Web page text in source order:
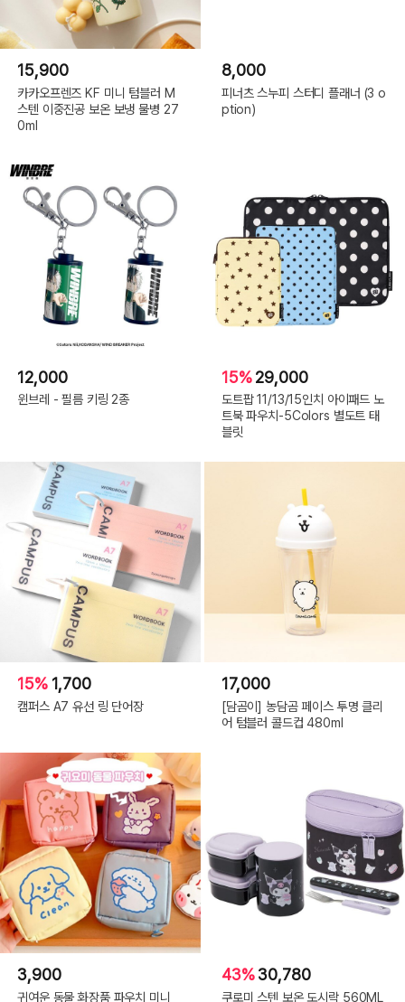
15,900
카카오프렌즈 KF 미니 텀블러 M
스텐 이중진공 보온 보냉 물병 27
0ml
8,000
피너츠 스누피 스터디 플래너 (3 o
ption)
12,000
윈브레 - 필름 키링 2종
15%29,000
도트팝 11/13/15인치 아이패드 노
트북 파우치-5Colors 별도트 태
블릿
15% 1,700
캠퍼스 A7 유선 링 단어장
17,000
[담곰이] 농담곰 페이스 투명 클리
어 텀블러 콜드컵 480ml
3,900
귀여운 동물 화장품 파우치 미니
43%30,780
쿠로미 스텐 보온 도시락 560ML